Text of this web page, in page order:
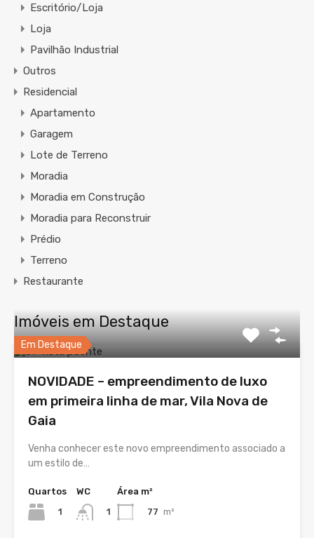
Escritório/Loja
Loja
Pavilhão Industrial
Outros
Residencial
Apartamento
Garagem
Lote de Terreno
Moradia
Moradia em Construção
Moradia para Reconstruir
Prédio
Terreno
Restaurante
Imóveis em Destaque
Em Destaque
NOVIDADE – empreendimento de luxo
em primeira linha de mar, Vila Nova de
Gaia
Venha conhecer este novo empreendimento associado a
um estilo de…
Quartos
1
WC
1
Área m²
77 m²